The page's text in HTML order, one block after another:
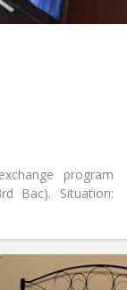
program
Bac). Situation:
Private kamers:
Informatie